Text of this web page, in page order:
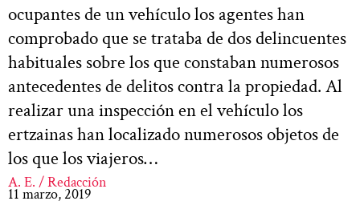
ocupantes de un vehículo los agentes han
comprobado que se trataba de dos delincuentes
habituales sobre los que constaban numerosos
antecedentes de delitos contra la propiedad. Al
realizar una inspección en el vehículo los
ertzainas han localizado numerosos objetos de
los que los viajeros…
A. E. / Redacción
11 marzo, 2019